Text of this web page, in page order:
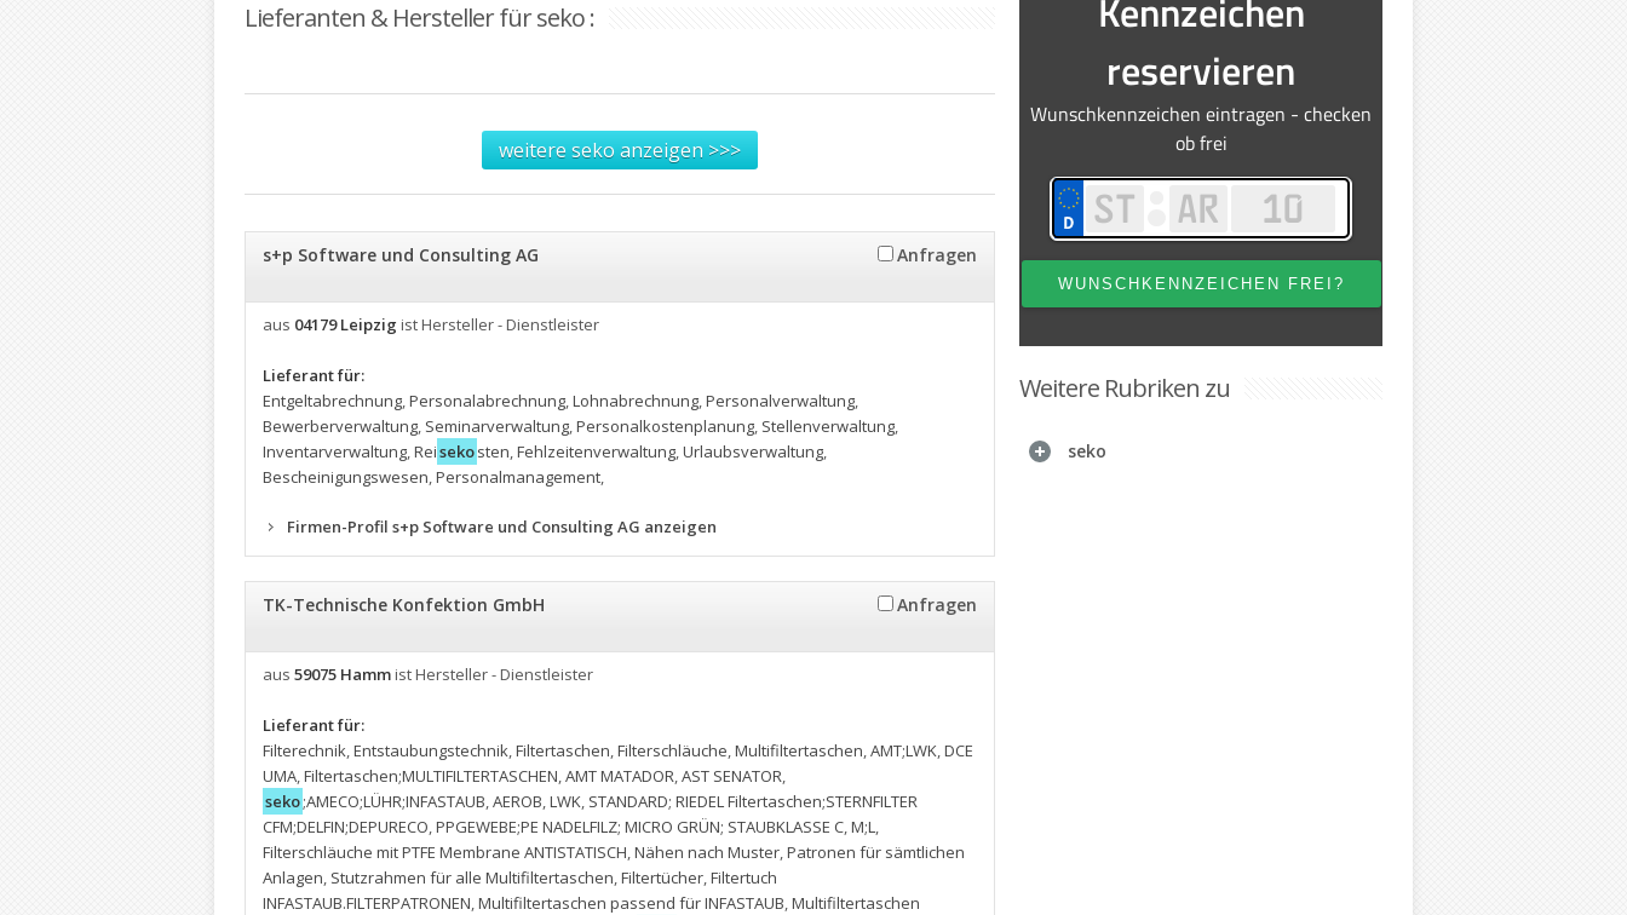
Lieferanten & Hersteller für seko :
weitere seko anzeigen >>>
s+p Software und Consulting AG Anfragen
aus 04179 Leipzig ist Hersteller - Dienstleister
Lieferant für:
Entgeltabrechnung,Personalabrechnung,Lohnabrechnung,Personalverwaltung,
Bewerberverwaltung, Seminarverwaltung,Personalkostenplanung, Stellenverwaltung,
Inventarverwaltung,Reisekosten,Fehlzeitenverwaltung,Urlaubsverwaltung,
Bescheinigungswesen,Personalmanagement,
Firmen-Profil s+p Software und Consulting AG anzeigen
TK-Technische Konfektion GmbH Anfragen
aus 59075 Hammist Hersteller - Dienstleister
Lieferant für:
Filterechnik,Entstaubungstechnik,Filtertaschen,Filterschläuche,Multifiltertaschen,AMT;LWK,DCE
UMA,Filtertaschen;MULTIFILTERTASCHEN,AMT MATADOR,AST SENATOR,
seko;AMECO;LÜHR;INFASTAUB,AEROB,LWK, STANDARD; RIEDEL Filtertaschen;STERNFILTER
CFM;DELFIN;DEPURECO,PPGEWEBE;PE NADELFILZ; MICRO GRÜN; STAUBKLASSE C,M;L,
Filterschläuche mit PTFE Membrane ANTISTATISCH,Nähen nach Muster,Patronen für sämtlichen
Anlagen, Stutzrahmen für alle Multifiltertaschen,Filtertücher,Filtertuch
INFASTAUB.FILTERPATRONEN,Multifiltertaschen passend für INFASTAUB,Multifiltertaschen
Weitere Rubriken zu
seko